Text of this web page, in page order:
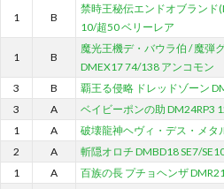
1 B
禁時王秘伝エンドオブランド
10/超50 ベリーレア
1 B
魔光王機デ・バウラ伯 / 魔弾
DMEX17 74/138 アンコモン
3 B 覇王る侵略 ドレッドゾーン
3
A ベイビーポンの助 DM24RP3
1
A 破壊龍神ヘヴィ・デス・メタ
2
A 斬隠オロチ DMBD18 SE7/
1
A 百族の長 プチョヘンザ